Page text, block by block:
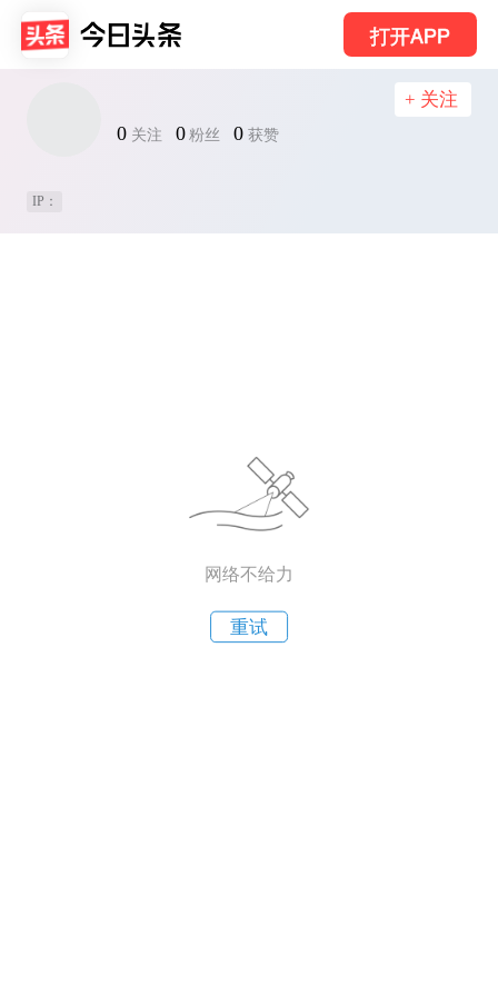
打开APP
0 关注 0 粉丝 0 获赞
+ 关注
IP：
网络不给力
重试